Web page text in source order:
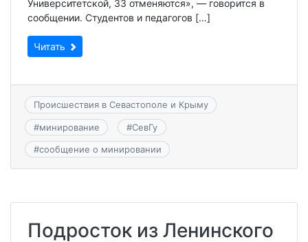
Университетской, 33 отменяются», — говорится в
сообщении. Студентов и педагогов […]
Читать
Происшествия в Севастополе и Крыму
#минирование #СевГу
#сообщение о минировании
Подросток из Ленинского